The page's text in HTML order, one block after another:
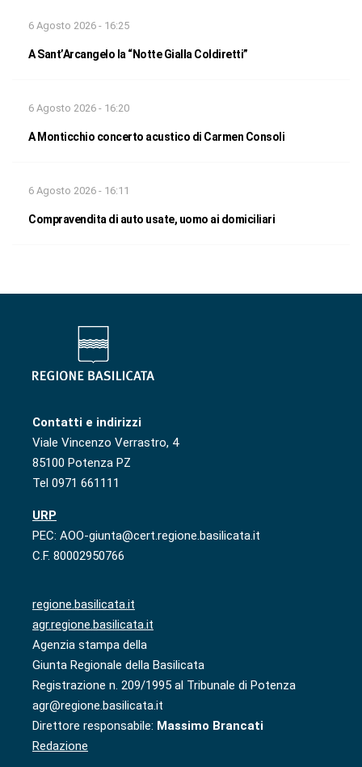
6 Agosto 2026 - 16:25
A Sant’Arcangelo la “Notte Gialla Coldiretti”
6 Agosto 2026 - 16:20
A Monticchio concerto acustico di Carmen Consoli
6 Agosto 2026 - 16:11
Compravendita di auto usate, uomo ai domiciliari
Contatti e indirizzi
Viale Vincenzo Verrastro, 4
85100 Potenza PZ
Tel 0971 661111
URP
PEC: AOO-giunta@cert.regione.basilicata.it
C.F. 80002950766
regione.basilicata.it
agr.regione.basilicata.it
Agenzia stampa della
Giunta Regionale della Basilicata
Registrazione n. 209/1995 al Tribunale di Potenza
agr@regione.basilicata.it
Direttore responsabile: Massimo Brancati
Redazione